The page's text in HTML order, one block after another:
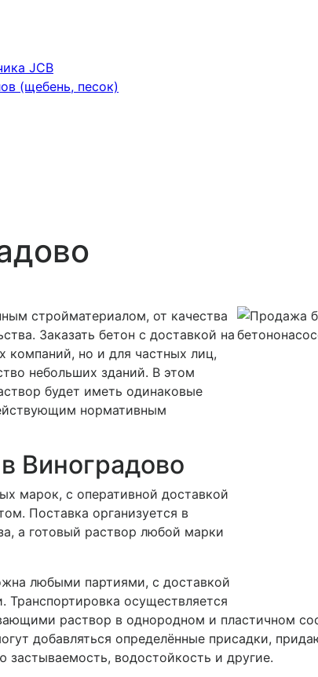
JCB
(щебень, песок)
стройматериалом, от качества
Заказать бетон с доставкой на
компаний, но и для частных лиц,
небольших зданий. В этом
будет иметь одинаковые
нормативным
Виноградово
марок, с оперативной доставкой
Поставка организуется в
а готовый раствор любой марки
любыми партиями, с доставкой
осуществляется
раствор в однородном и пластичном
добавляться определённые присадки,
водостойкость и другие.